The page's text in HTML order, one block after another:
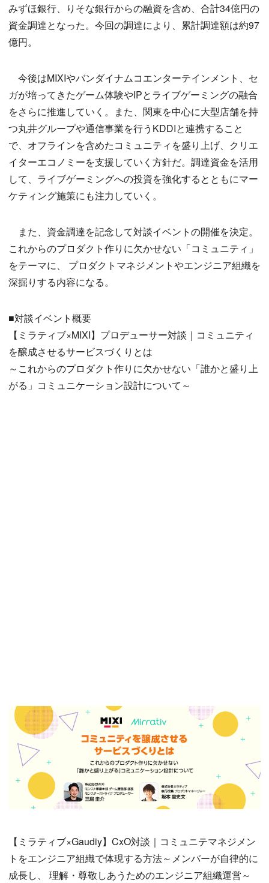
みずほ銀行、りそな銀行からの融資を含め、合計34億円の
資金調達となった。今回の調達により、累計調達額は約97
億円。
今後はMIXIやバンダイナムコエンターテインメント、セ
ガが培ってきたゲーム体験やIPとライブゲーミングの融合
をさらに推進していく。また、関東を中心に大型店舗を持
つ丸井グループや通信事業を行うKDDIと連携すること
で、オフラインを含めたコミュニティを盛り上げ、クリエ
イターエコノミーを支援していく方針だ。調達資金を活用
して、ライブゲーミングへの投資を強化するとともにマー
ケティング施策にも注力していく。
また、資金調達を記念して対談イベントの開催を決定。
これからのプロダクト作りに欠かせない「コミュニティ」
をテーマに、 プロダクトマネジメントやエンジニア組織を
深掘りする内容になる。
■対談イベント概要
【ミラティブ×MIXI】プロデューサー対談｜コミュニティ
を醸成させるサービスづくりとは
～これからのプロダクト作りに欠かせない「誰かと盛り上
がる」コミュニケーション設計について～
【ミラティブ×Gaudiy】CxO対談｜コミュニテマネジメン
トをエンジニア組織で体現する方法～メンバーが自律的に
成長し、 理解・尊敬しあうためのエンジニア組織運営～